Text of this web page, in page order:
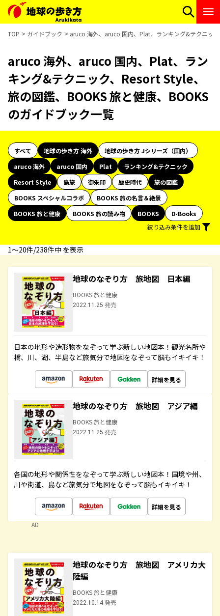
TOP ガイドブック aruco 海外、aruco 国内、Plat、ランキング&テクニッ
aruco 海外、aruco 国内、Plat、ラン
キング&テクニック、Resort Style、
旅の図鑑、BOOKS 旅と健康、BOOKS
のガイドブック一覧
すべて 地球の歩き方 海外
地球の歩き方 Jシリーズ（国内）
aruco 海外
aruco 国内 Plat
ランキング&テクニック
Resort Style
島旅 御朱印 歴史時代
旅の図鑑
BOOKS スペシャルコラボ
BOOKS 旅の名言＆絶景
BOOKS 旅と健康
BOOKS 旅の読み物 BOOKS
D-Books
絞り込み条件を追加
1〜20件/238件中 を表示
地球のなぞり方 旅地図 日本編
BOOKS 旅と健康
2022.11.25 発売
日本の地形や造形物をなぞって学ぶ新しい地図本！観光名所や
橋、川、湖、半島など旅気分で地図をなぞって脳もイキイキ！
詳細を見る
地球のなぞり方 旅地図 アジア編
BOOKS 旅と健康
2022.11.25 発売
各国の地形や関係性をなぞって学ぶ新しい地図本！国境や州、
川や街道、島など旅気分で地図をなぞって脳もイキイキ！
詳細を見る
AD
地球のなぞり方 旅地図 アメリカ大
陸編
BOOKS 旅と健康
2022.10.14 発売